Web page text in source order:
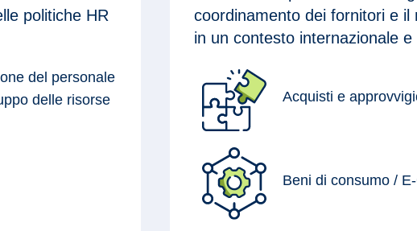
politiche HR
del personale
delle risorse
coordinamento dei fornitori e
in un contesto internazionale e
Acquisti e
Beni di consumo /